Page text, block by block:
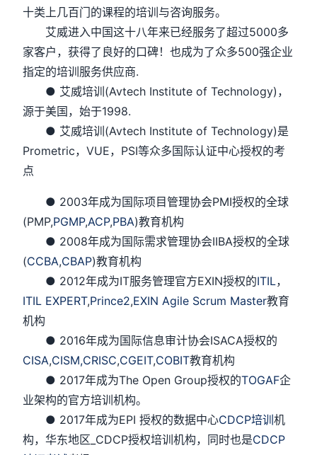
十类上几百门的课程的培训与咨询服务。
艾威进入中国这十八年来已经服务了超过5000多
家客户，获得了良好的口碑！也成为了众多500强企业
指定的培训服务供应商.
● 艾威培训(Avtech Institute of Technology)，
源于美国，始于1998.
● 艾威培训(Avtech Institute of Technology)是
Prometric，VUE，PSI等众多国际认证中心授权的考
点
● 2003年成为国际项目管理协会PMI授权的全球
(PMP,PGMP,ACP,PBA)教育机构
● 2008年成为国际需求管理协会IIBA授权的全球
(CCBA,CBAP)教育机构
● 2012年成为IT服务管理官方EXIN授权的ITIL，
ITIL EXPERT,Prince2,EXIN Agile Scrum Master教育
机构
● 2016年成为国际信息审计协会ISACA授权的
CISA,CISM,CRISC,CGEIT,COBIT教育机构
● 2017年成为The Open Group授权的TOGAF企
业架构的官方培训机构。
● 2017年成为EPI 授权的数据中心CDCP培训机
构，华东地区_CDCP授权培训机构，同时也是CDCP